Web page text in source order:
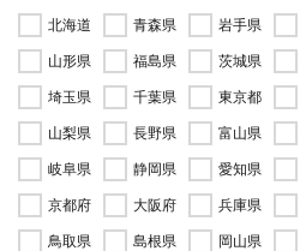
北海道 青森県 岩手県
山形県
福島県 茨城県
埼玉県
千葉県 東京都
山梨県
長野県 富山県
岐阜県
静岡県 愛知県
京都府
大阪府 兵庫県
鳥取県
島根県 岡山県